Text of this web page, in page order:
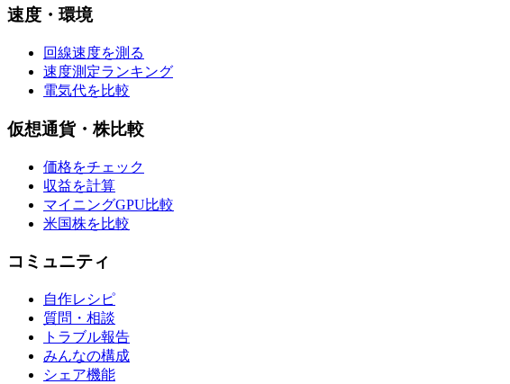
速度・環境
回線速度を測る
速度測定ランキング
電気代を比較
仮想通貨・株比較
価格をチェック
収益を計算
マイニングGPU比較
米国株を比較
コミュニティ
自作レシピ
質問・相談
トラブル報告
みんなの構成
シェア機能